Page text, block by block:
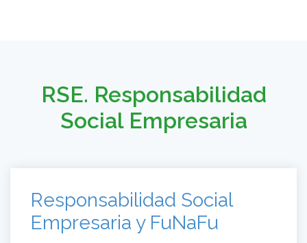
RSE. Responsabilidad
Social Empresaria
Responsabilidad Social
Empresaria y FuNaFu